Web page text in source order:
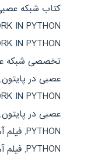
کتاب شبکه
IN PYTHON
IN PYTHON
تخصصی شبکه
عصبی در پایتون,
IN PYTHON
عصبی در پایتون,
PYTHON
,
PYTHON
, فیلم